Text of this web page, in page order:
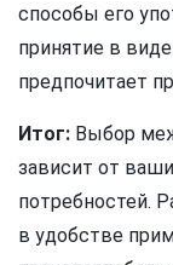
способы его
принятие в
предпочитает
Итог: Выбор
зависит от
потребностей.
в удобстве